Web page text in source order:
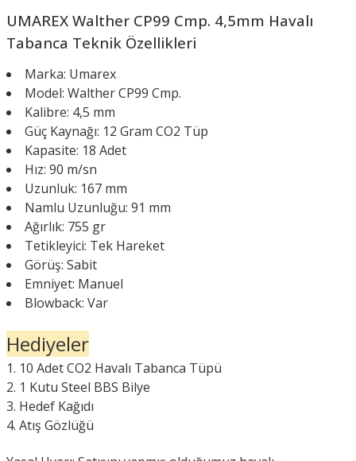
UMAREX Walther CP99 Cmp. 4,5mm Havalı
Tabanca Teknik Özellikleri
Marka: Umarex
Model: Walther CP99 Cmp.
Kalibre: 4,5 mm
Güç Kaynağı: 12 Gram CO2 Tüp
Kapasite: 18 Adet
Hız: 90 m/sn
Uzunluk: 167 mm
Namlu Uzunluğu: 91 mm
Ağırlık: 755 gr
Tetikleyici: Tek Hareket
Görüş: Sabit
Emniyet: Manuel
Blowback: Var
Hediyeler
10 Adet CO2 Havalı Tabanca Tüpü
1 Kutu Steel BBS Bilye
Hedef Kağıdı
Atış Gözlüğü